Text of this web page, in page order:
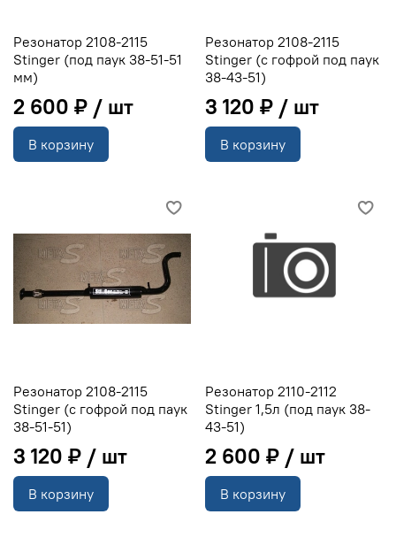
Резонатор 2108-2115
Stinger (под паук 38-51-51
мм)
2 600 ₽
В корзину
Резонатор 2108-2115
Stinger (с гофрой под паук
38-43-51)
3 120 ₽
В корзину
Резонатор 2108-2115
Stinger (с гофрой под паук
38-51-51)
3 120 ₽
В корзину
Резонатор 2110-2112
Stinger 1,5л (под паук 38-
43-51)
2 600 ₽
В корзину